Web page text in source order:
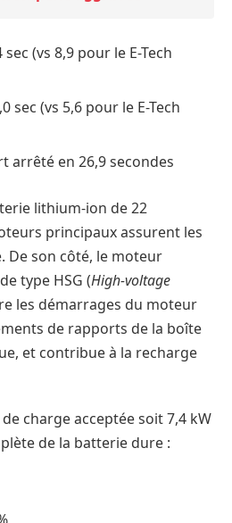
(vs 8,9 pour le E-Tech
sec (vs 5,6 pour le E-Tech
arrêté en 26,9 secondes
lithium-ion de 22
principaux assurent les
De son côté, le moteur
type HSG (High-voltage
les démarrages du moteur
de rapports de la boîte
et contribue à la recharge
charge acceptée soit 7,4 kW
de la batterie dure :